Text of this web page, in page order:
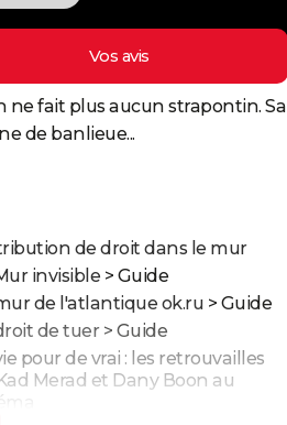
Vos avis
ne fait plus aucun strapontin. Sa
de banlieue...
de droit dans le mur
invisible > Guide
de l'atlantique ok.ru > Guide
de tuer> Guide
pour de vrai : les retrouvailles
Merad et Dany Boon au